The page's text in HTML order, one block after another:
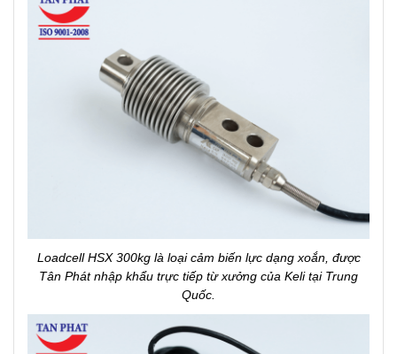
Loadcell HSX 300kg là loại cảm biến lực dạng xoắn, được
Tân Phát nhập khẩu trực tiếp từ xưởng của Keli tại Trung
Quốc.